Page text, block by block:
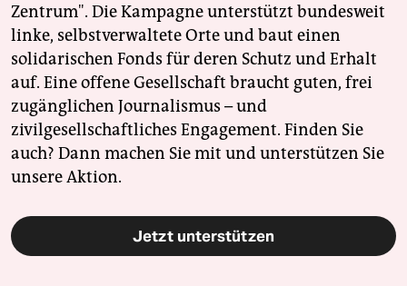
Zentrum". Die Kampagne unterstützt bundesweit
linke, selbstverwaltete Orte und baut einen
solidarischen Fonds für deren Schutz und Erhalt
auf. Eine offene Gesellschaft braucht guten, frei
zugänglichen Journalismus – und
zivilgesellschaftliches Engagement. Finden Sie
auch? Dann machen Sie mit und unterstützen Sie
unsere Aktion.
Jetzt unterstützen